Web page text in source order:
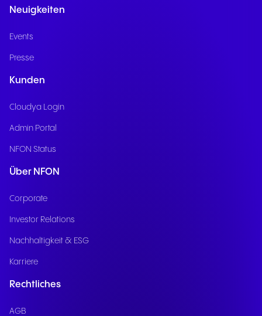
Neuigkeiten
Events
Presse
Kunden
Cloudya Login
Admin Portal
NFON Status
Über NFON
Corporate
Investor Relations
Nachhaltigkeit & ESG
Karriere
Rechtliches
AGB